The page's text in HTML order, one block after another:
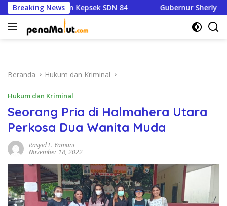
Langsung
ke
konten
Breaking News
Jabatan Kepsek SDN 84 Gubernur Sherly Minta
Beranda Hukum dan Kriminal
Hukum dan Kriminal
Seorang Pria di Halmahera Utara
Perkosa Dua Wanita Muda
Rasyid L. Yamani
November 18, 2022